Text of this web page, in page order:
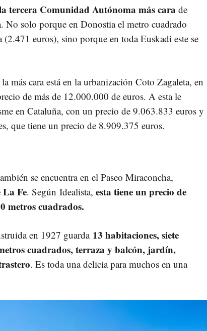
tercera Comunidad Autónoma más cara de
No solo porque en Donostia el metro cuadrado
(2.471 euros), sino porque en toda Euskadi este se
más cara está en la urbanización Coto Zagaleta, en
de más de 12.000.000 de euros. A esta le
en Cataluña, con un precio de 9.063.833 euros y
que tiene un precio de 8.909.375 euros.
se encuentra en el Paseo Miraconcha,
La Fe. Según Idealista, esta tiene un precio de
metros cuadrados.
en 1927 guarda 13 habitaciones, siete
cuadrados, terraza y balcón, jardín,
. Es toda una delicia para muchos en una